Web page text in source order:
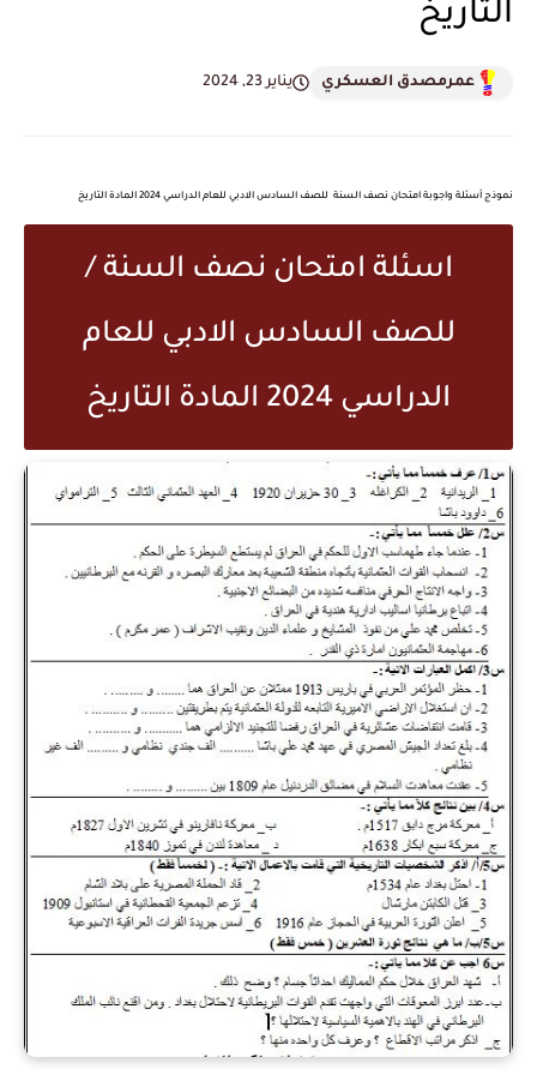
التاريخ
عمرمصدق العسكري يناير 23, 2024
نموذج أسئلة واجوبة امتحان نصف السنة للصف السادس الادبي للعام الدراسي 2024 المادة التاريخ
اسئلة امتحان نصف السنة /
للصف السادس الادبي للعام
الدراسي 2024 المادة التاريخ